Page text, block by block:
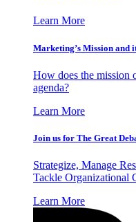
Learn More
Marketing’s Mission and
How does the mission
agenda?
Learn More
Join us for The Great
Strategize, Manage
Tackle Organizational
Learn More